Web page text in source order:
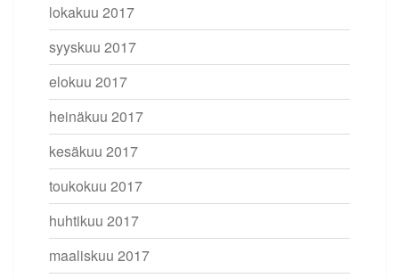
lokakuu 2017
syyskuu 2017
elokuu 2017
heinäkuu 2017
kesäkuu 2017
toukokuu 2017
huhtikuu 2017
maaliskuu 2017